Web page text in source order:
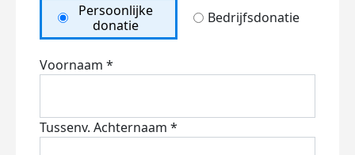
Persoonlijke
donatie
Bedrijfsdonatie
Voornaam *
Tussenv. Achternaam *